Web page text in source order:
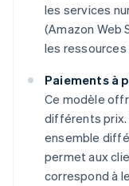
les services
(Amazon Web
les ressources
Paiements à
Ce modèle
différents prix.
ensemble
permet aux
correspond à